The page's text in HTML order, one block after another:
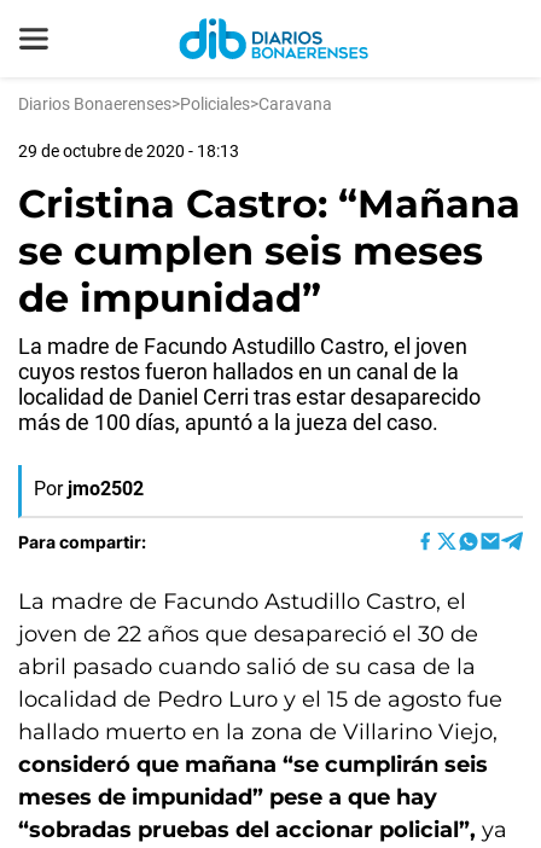
Diarios Bonaerenses>Policiales>Caravana
29 de octubre de 2020 - 18:13
Cristina Castro: “Mañana
se cumplen seis meses
de impunidad”
La madre de Facundo Astudillo Castro, el joven
cuyos restos fueron hallados en un canal de la
localidad de Daniel Cerri tras estar desaparecido
más de 100 días, apuntó a la jueza del caso.
Por jmo2502
Para compartir:
La madre de Facundo Astudillo Castro, el
joven de 22 años que desapareció el 30 de
abril pasado cuando salió de su casa de la
localidad de Pedro Luro y el 15 de agosto fue
hallado muerto en la zona de Villarino Viejo,
consideró que mañana “se cumplirán seis
meses de impunidad” pese a que hay
“sobradas pruebas del accionar policial”, ya